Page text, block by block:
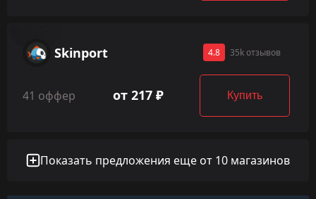
Skinport 4.8 35k отзывов
41 оффер от 217 ₽ Купить
Показать предложения еще от 10 магазинов